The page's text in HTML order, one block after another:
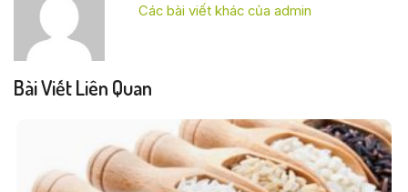
Các bài viết khác của admin
Bài Viết Liên Quan